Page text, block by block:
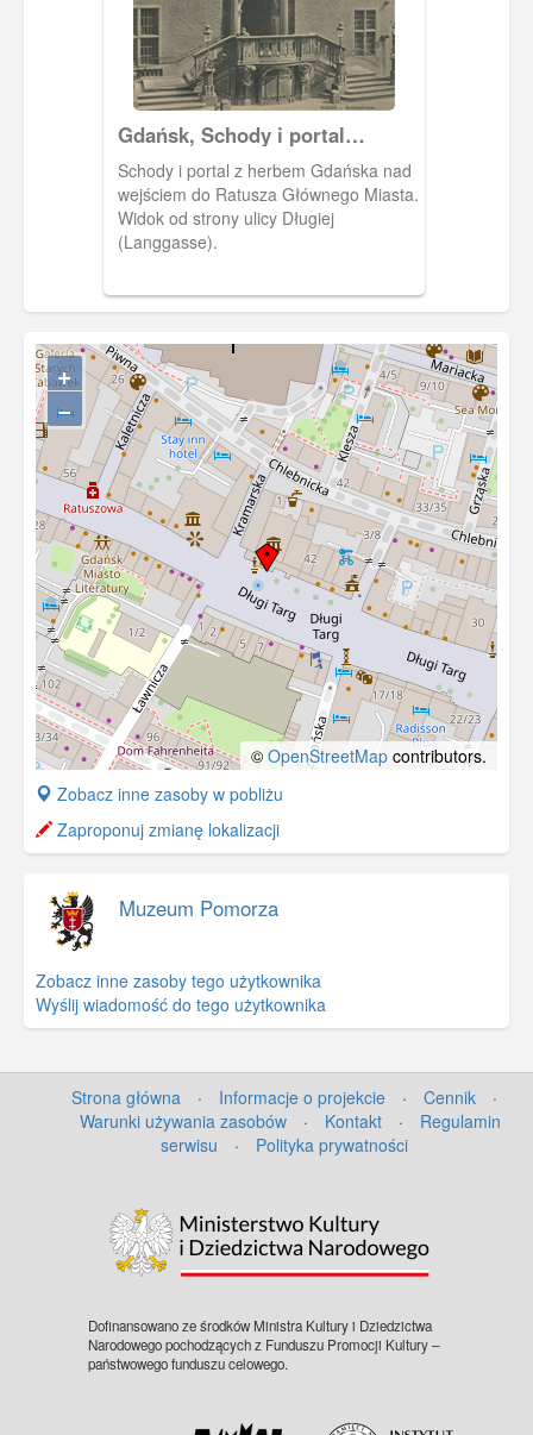
Gdańsk, Schody i portal
Ratusza Głównego Miasta
Schody i portal z herbem Gdańska nad
wejściem do Ratusza Głównego Miasta.
Widok od strony ulicy Długiej
(Langgasse).
+
−
© OpenStreetMap contributors.
+
−
Zobacz inne zasoby w pobliżu
Zaproponuj zmianę lokalizacji
Muzeum Pomorza
Zobacz inne zasoby tego użytkownika
Wyślij wiadomość do tego użytkownika
Strona główna · Informacje o projekcie · Cennik
·
Warunki używania zasobów
· Kontakt ·
Regulamin
serwisu
· Polityka prywatności
Dofinansowano ze środków Ministra Kultury i Dziedzictwa
Narodowego pochodzących z Funduszu Promocji Kultury –
państwowego funduszu celowego.